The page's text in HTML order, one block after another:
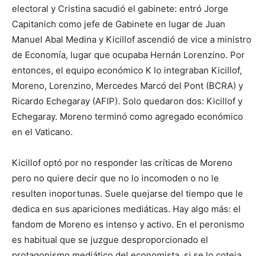
electoral y Cristina sacudió el gabinete: entró Jorge
Capitanich como jefe de Gabinete en lugar de Juan
Manuel Abal Medina y Kicillof ascendió de vice a ministro
de Economía, lugar que ocupaba Hernán Lorenzino. Por
entonces, el equipo económico K lo integraban Kicillof,
Moreno, Lorenzino, Mercedes Marcó del Pont (BCRA) y
Ricardo Echegaray (AFIP). Solo quedaron dos: Kicillof y
Echegaray. Moreno terminó como agregado económico
en el Vaticano.
Kicillof optó por no responder las críticas de Moreno
pero no quiere decir que no lo incomoden o no le
resulten inoportunas. Suele quejarse del tiempo que le
dedica en sus apariciones mediáticas. Hay algo más: el
fandom de Moreno es intenso y activo. En el peronismo
es habitual que se juzgue desproporcionado el